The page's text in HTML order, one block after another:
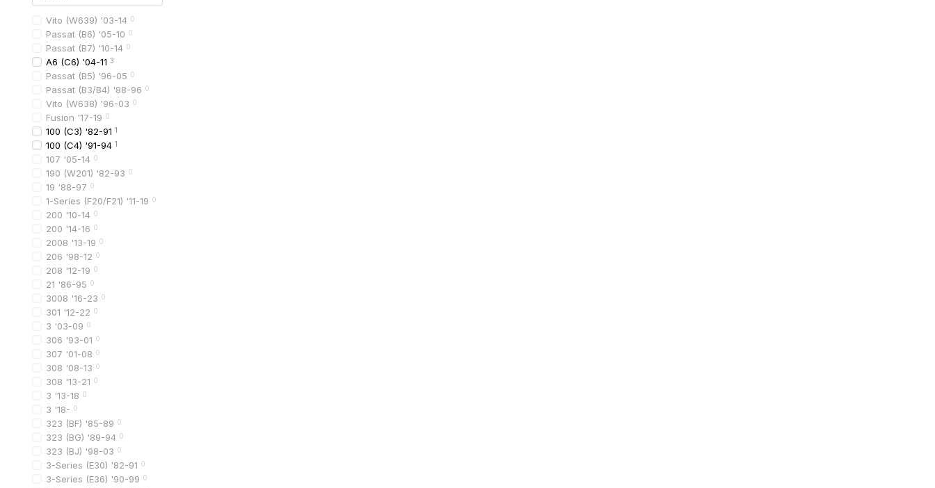
Vito (W639) '03-14 0
Passat (B6) '05-10 0
Passat (B7) '10-14 0
A6 (C6) '04-11 3
Passat (B5) '96-05 0
Passat (B3/B4) '88-96 0
Vito (W638) '96-03 0
Fusion '17-19 0
100 (C3) '82-91 1
100 (C4) '91-94 1
107 '05-14 0
190 (W201) '82-93 0
19 '88-97 0
1-Series (F20/F21) '11-19 0
200 '10-14 0
200 '14-16 0
2008 '13-19 0
206 '98-12 0
208 '12-19 0
21 '86-95 0
3008 '16-23 0
301 '12-22 0
3 '03-09 0
306 '93-01 0
307 '01-08 0
308 '08-13 0
308 '13-21 0
3 '13-18 0
3 '18- 0
323 (BF) '85-89 0
323 (BG) '89-94 0
323 (BJ) '98-03 0
3-Series (E30) '82-91 0
3-Series (E36) '90-99 0